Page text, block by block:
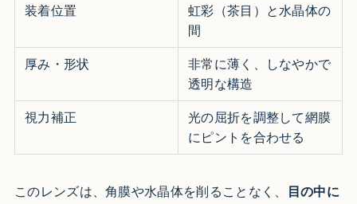
装着位置
虹彩（茶目）と水晶体の
間
厚み・形状
非常に薄く、しなやかで
透明な構造
視力補正
光の屈折を調整して網膜
にピントを合わせる
このレンズは、角膜や水晶体を削ることなく、
目の中に